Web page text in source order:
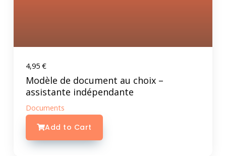
4,95 €
Modèle de document au choix –
assistante indépendante
Documents
Add to Cart